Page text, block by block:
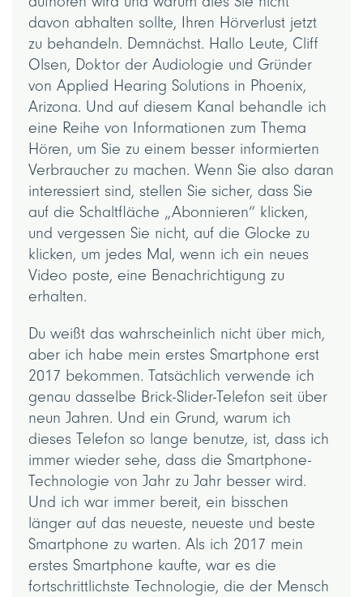
davon abhalten sollte, Ihren Hörverlust jetzt
zu behandeln. Demnächst. Hallo Leute, Cliff
Olsen, Doktor der Audiologie und Gründer
von Applied Hearing Solutions in Phoenix,
Arizona. Und auf diesem Kanal behandle ich
eine Reihe von Informationen zum Thema
Hören, um Sie zu einem besser informierten
Verbraucher zu machen. Wenn Sie also daran
interessiert sind, stellen Sie sicher, dass Sie
auf die Schaltfläche „Abonnieren“ klicken,
und vergessen Sie nicht, auf die Glocke zu
klicken, um jedes Mal, wenn ich ein neues
Video poste, eine Benachrichtigung zu
erhalten.
Du weißt das wahrscheinlich nicht über mich,
aber ich habe mein erstes Smartphone erst
2017 bekommen. Tatsächlich verwende ich
genau dasselbe Brick-Slider-Telefon seit über
neun Jahren. Und ein Grund, warum ich
dieses Telefon so lange benutze, ist, dass ich
immer wieder sehe, dass die Smartphone-
Technologie von Jahr zu Jahr besser wird.
Und ich war immer bereit, ein bisschen
länger auf das neueste, neueste und beste
Smartphone zu warten. Als ich 2017 mein
erstes Smartphone kaufte, war es die
fortschrittlichste Technologie, die der Mensch